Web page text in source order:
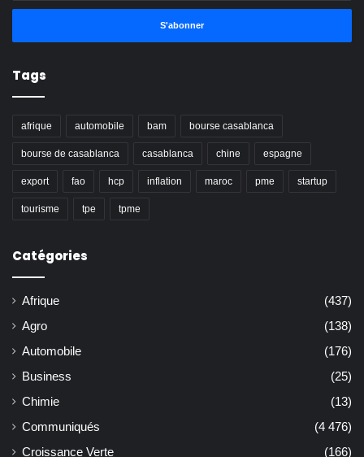
adresse
Tags
afrique automobile bam bourse casablanca
bourse de casablanca casablanca chine espagne
export fao hcp inflation maroc pme startup
tourisme tpe tpme
Catégories
Afrique
(437)
Agro
(138)
Automobile
(176)
Business
(25)
Chimie
(13)
Communiqués
(4 476)
Croissance Verte
(166)